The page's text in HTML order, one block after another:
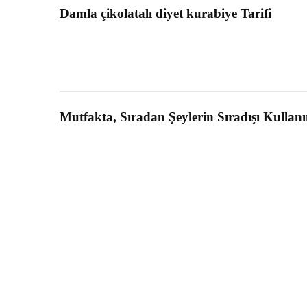
Damla çikolatalı diyet kurabiye Tarifi
Mutfakta, Sıradan Şeylerin Sıradışı